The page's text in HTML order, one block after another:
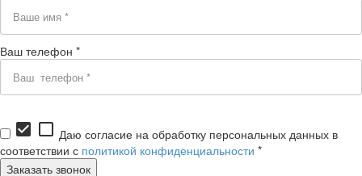
Ваш телефон *
check_box check_box_outline_blank Даю согласие на обработку персональных данных в
соответствии с политикой конфиденциальности *